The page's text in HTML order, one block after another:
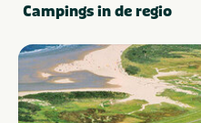
Campings in de regio